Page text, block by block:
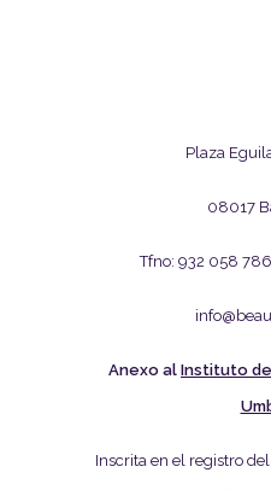
Plaza
08017
Tfno: 932 058
Anexo al Instituto
Inscrita en el registro